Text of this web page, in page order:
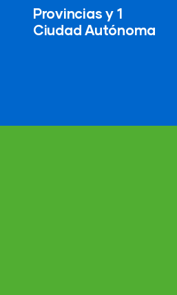
Provincias y 1
Ciudad Autónoma